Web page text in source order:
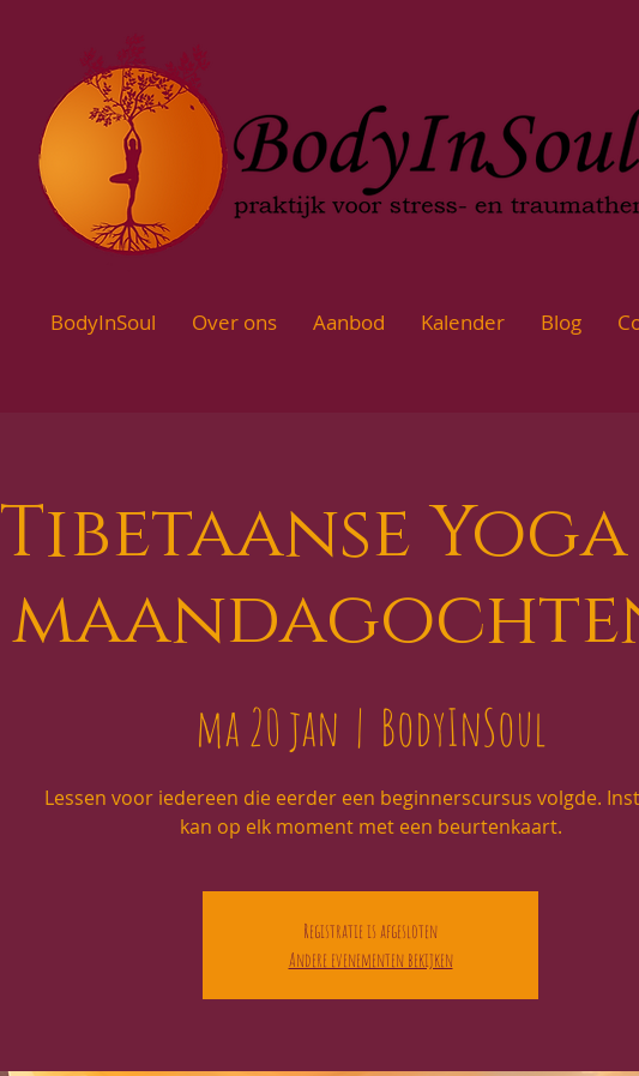
BodyInSoul Over ons Aanbod Kalender Blog
Tibetaanse
ma 20 jan
  |
BodyInSoul
Lessen voor iedereen die eerder een beginnerscursus volgde.
kan op elk moment met een beurtenkaart.
Registratie is afgesloten
Andere evenementen bekijken